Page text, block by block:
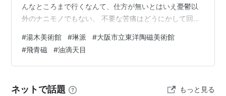
んなところまで行くなんて、仕方が無いとはいえ憂鬱以
外のナニモノでもない。 不要な苦痛はどうにかして回避
ると、「それなら、ついでに普段あまり行きそうにない
ミュージアムへでも足を運んでみようか」と思いつい
た。すると脳内では見事に、「ミュージアムへ行くため
ノダ」と変換され、それはそれはものすごく気軽になれ
#湯木美術館 #琳派 #大阪市立東洋陶磁美術館
#飛青磁 #油滴天目
ネットで話題 もっと見る